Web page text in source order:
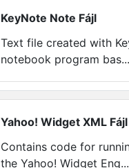
KeyNote Note Fájl
Text file created with
notebook program
Yahoo! Widget XML Fájl
Contains code for
the Yahoo! Widget